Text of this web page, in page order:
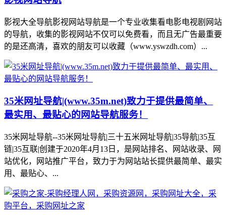
影视大全导航影视网站导航是一个专业收集看电影电视剧网站
的导航，收集的影视网站不仅可以免费看，而且无广告最重要
的是还高清，喜欢的朋友可以收藏（www.yswzdh.com）...
35米网址导航|(www.35m.net)致力于提供最简单、
最实用、最贴心的网站导航服务！
35米网址导航--35米网址导航|三十五米网址导航|35导航|35互
链|35互联|创建于2020年4月13日，是网站排名、网站收录、网
站优化，网站推广平台，致力于为网站站长提供最简单、最实
用、最贴心、...